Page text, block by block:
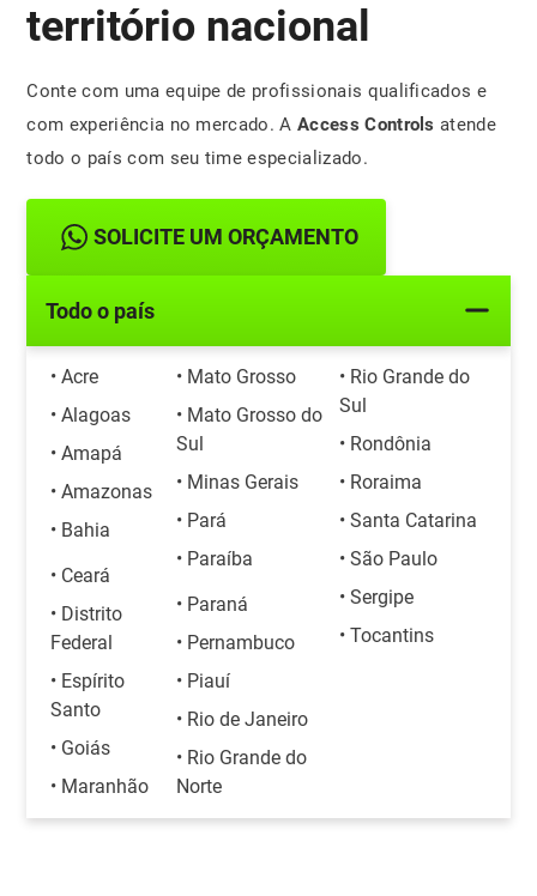
território nacional
Conte com uma equipe de profissionais qualificados e
com experiência no mercado. AAccess Controls atende
todo o país com seu time especializado.
SOLICITE UM ORÇAMENTO
Todo o país
• Acre
• Alagoas
• Amapá
• Amazonas
• Bahia
• Ceará
• Distrito
Federal
• Espírito
Santo
• Goiás
• Maranhão
• Mato Grosso
• Mato Grosso do
Sul
• Minas Gerais
• Pará
• Paraíba
• Paraná
• Pernambuco
• Piauí
• Rio de Janeiro
• Rio Grande do
Norte
• Rio Grande do
Sul
• Rondônia
• Roraima
• Santa Catarina
• São Paulo
• Sergipe
• Tocantins